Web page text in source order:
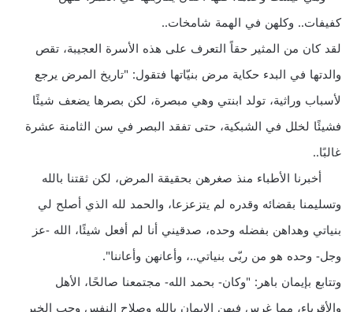
كفيفات.. وكلهن في الهمة شامخات..
لقد كان من المثير حقاً التعرف على هذه الأسرة العجيبة، تقص
والدتها في البدء حكاية مرض بنيّاتها فتقول: "تاريخ المرض يرجع
لأسباب وراثية، تولد ابنتي وهي مبصرة، لكن بصرها يضعف شيئًا
فشيئًا لخلل في الشبكية، حتى تفقد البصر في سن الثامنة عشرة
غالبًا..
أخبرنا الأطباء منذ صغرهن بحقيقة المرض، لكن ثقتنا بالله
وتسليمنا بقضائه وقدره لم يتزعزعا، والحمد لله الذي أصلح لي
بنياتي وهداهن بفضله وحده، صدقيني أنا لم أفعل شيئًا، الله -عز
وجل- وحده هو من ربّى بنياتي..، وأعانهن وأعاننا".
وتتابع بإيمان باهر: "وكان- بحمد الله- مجتمعنا صالحًا، الأهل